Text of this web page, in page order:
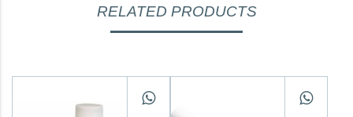
RELATED PRODUCTS